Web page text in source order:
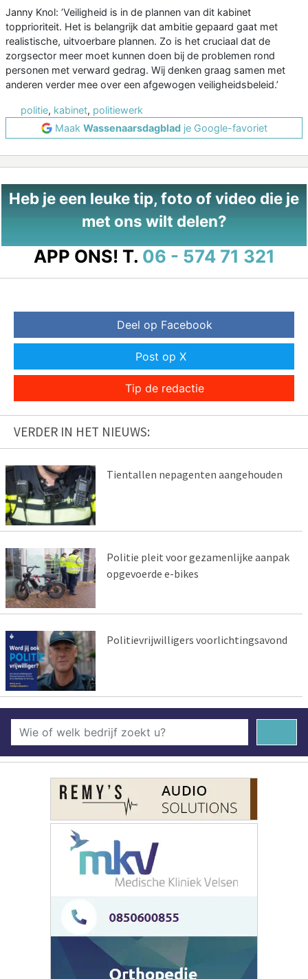
Janny Knol: ’Veiligheid is in de plannen van dit kabinet
topprioriteit. Het is belangrijk dat ambitie gepaard gaat met
realistische, uitvoerbare plannen. Zo is het cruciaal dat de
zorgsector meer moet kunnen doen bij de problemen rond
personen met verward gedrag. Wij denken graag samen met
anderen verder mee over een afgewogen veiligheidsbeleid.’
politie, kabinet, politiewerk
Maak Wassenaarsdagbladje Google-favoriet
Heb je een leuke tip, foto of video die je
met ons wilt delen?
APP ONS! T. 06 - 574 71 321
Deel op Facebook
Post op X
Tip de redactie
VERDER IN HET NIEUWS:
Tientallen nepagenten aangehouden
Politie pleit voor gezamenlijke aanpak
opgevoerde e-bikes
Politievrijwilligers voorlichtingsavond